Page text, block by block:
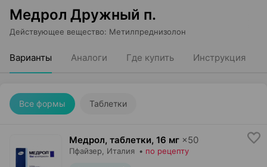
Медрол Дружный п.
Действующее вещество: Метилпреднизолон
Варианты Аналоги Где купить Инструкция
Все формы Таблетки
Медрол, таблетки, 16 мг ×50
Пфайзер , Италия • по рецепту